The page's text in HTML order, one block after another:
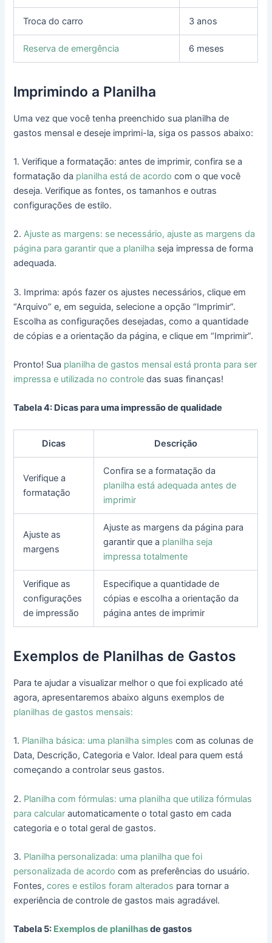
Troca do carro 3 anos
Reserva de emergência 6 meses
Imprimindo a Planilha
Uma vez que você tenha preenchido sua planilha de
gastos mensal e deseje imprimi-la, siga os passos abaixo:
1. Verifique a formatação: antes de imprimir, confira se a
formatação da planilha está de acordo com o que você
deseja. Verifique as fontes, os tamanhos e outras
configurações de estilo.
2.Ajuste as margens: se necessário, ajuste as margens da
página para garantir que a planilha seja impressa de forma
adequada.
3. Imprima: após fazer os ajustes necessários, clique em
“Arquivo” e, em seguida, selecione a opção “Imprimir”.
Escolha as configurações desejadas, como a quantidade
de cópias e a orientação da página, e clique em “Imprimir”.
Pronto! Sua planilha de gastos mensal está pronta para ser
impressa e utilizada no controle das suas finanças!
Tabela 4: Dicas para uma impressão de qualidade
Dicas Descrição
Verifique a
formatação
Confira se a formatação da
planilha está adequada antes de
imprimir
Ajuste as
margens
Ajuste as margens da página para
garantir que a planilha seja
impressa totalmente
Verifique as
configurações
de impressão
Especifique a quantidade de
cópias e escolha a orientação da
página antes de imprimir
Exemplos de Planilhas de Gastos
Para te ajudar a visualizar melhor o que foi explicado até
agora, apresentaremos abaixo alguns exemplos de
planilhas de gastos mensais:
1. Planilha básica: uma planilha simples com as colunas de
Data, Descrição, Categoria e Valor. Ideal para quem está
começando a controlar seus gastos.
2. Planilha com fórmulas: uma planilha que utiliza fórmulas
para calcular automaticamente o total gasto em cada
categoria e o total geral de gastos.
3. Planilha personalizada: uma planilha que foi
personalizada de acordo com as preferências do usuário.
Fontes,cores e estilos foram alterados para tornar a
experiência de controle de gastos mais agradável.
Tabela 5: Exemplos de planilhasde gastos